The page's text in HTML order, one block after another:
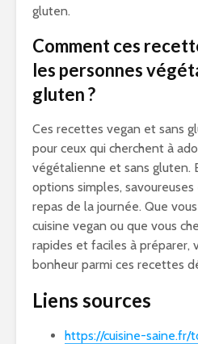
gluten.
Comment ces
les personnes
gluten ?
Ces recettes vegan et sans
pour ceux qui cherchent à
végétalienne et sans gluten.
options simples,
repas de la journée. Que
cuisine vegan ou que vous
rapides et faciles à préparer,
bonheur parmi ces recettes
Liens sources
https://cuisine-